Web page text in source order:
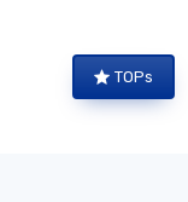
TOPs